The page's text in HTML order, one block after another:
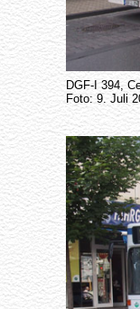
DGF-I 394,
Foto: 9. Juli